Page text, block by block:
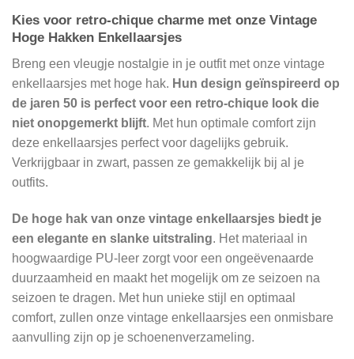
Kies voor retro-chique charme met onze Vintage
Hoge Hakken Enkellaarsjes
Breng een vleugje nostalgie in je outfit met onze vintage
enkellaarsjes met hoge hak. Hun design geïnspireerd op
de jaren 50 is perfect voor een retro-chique look die
niet onopgemerkt blijft. Met hun optimale comfort zijn
deze enkellaarsjes perfect voor dagelijks gebruik.
Verkrijgbaar in zwart, passen ze gemakkelijk bij al je
outfits.
De hoge hak van onze vintage enkellaarsjes biedt je
een elegante en slanke uitstraling. Het materiaal in
hoogwaardige PU-leer zorgt voor een ongeëvenaarde
duurzaamheid en maakt het mogelijk om ze seizoen na
seizoen te dragen. Met hun unieke stijl en optimaal
comfort, zullen onze vintage enkellaarsjes een onmisbare
aanvulling zijn op je schoenenverzameling.